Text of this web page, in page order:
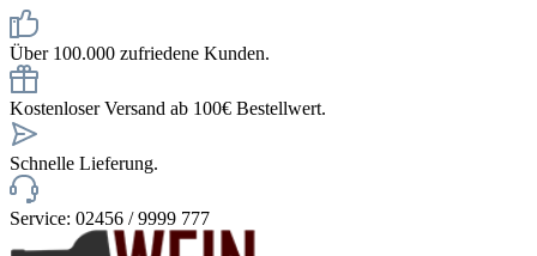
Über 100.000 zufriedene Kunden.
Kostenloser Versand ab 100€ Bestellwert.
Schnelle Lieferung.
Service: 02456 / 9999 777